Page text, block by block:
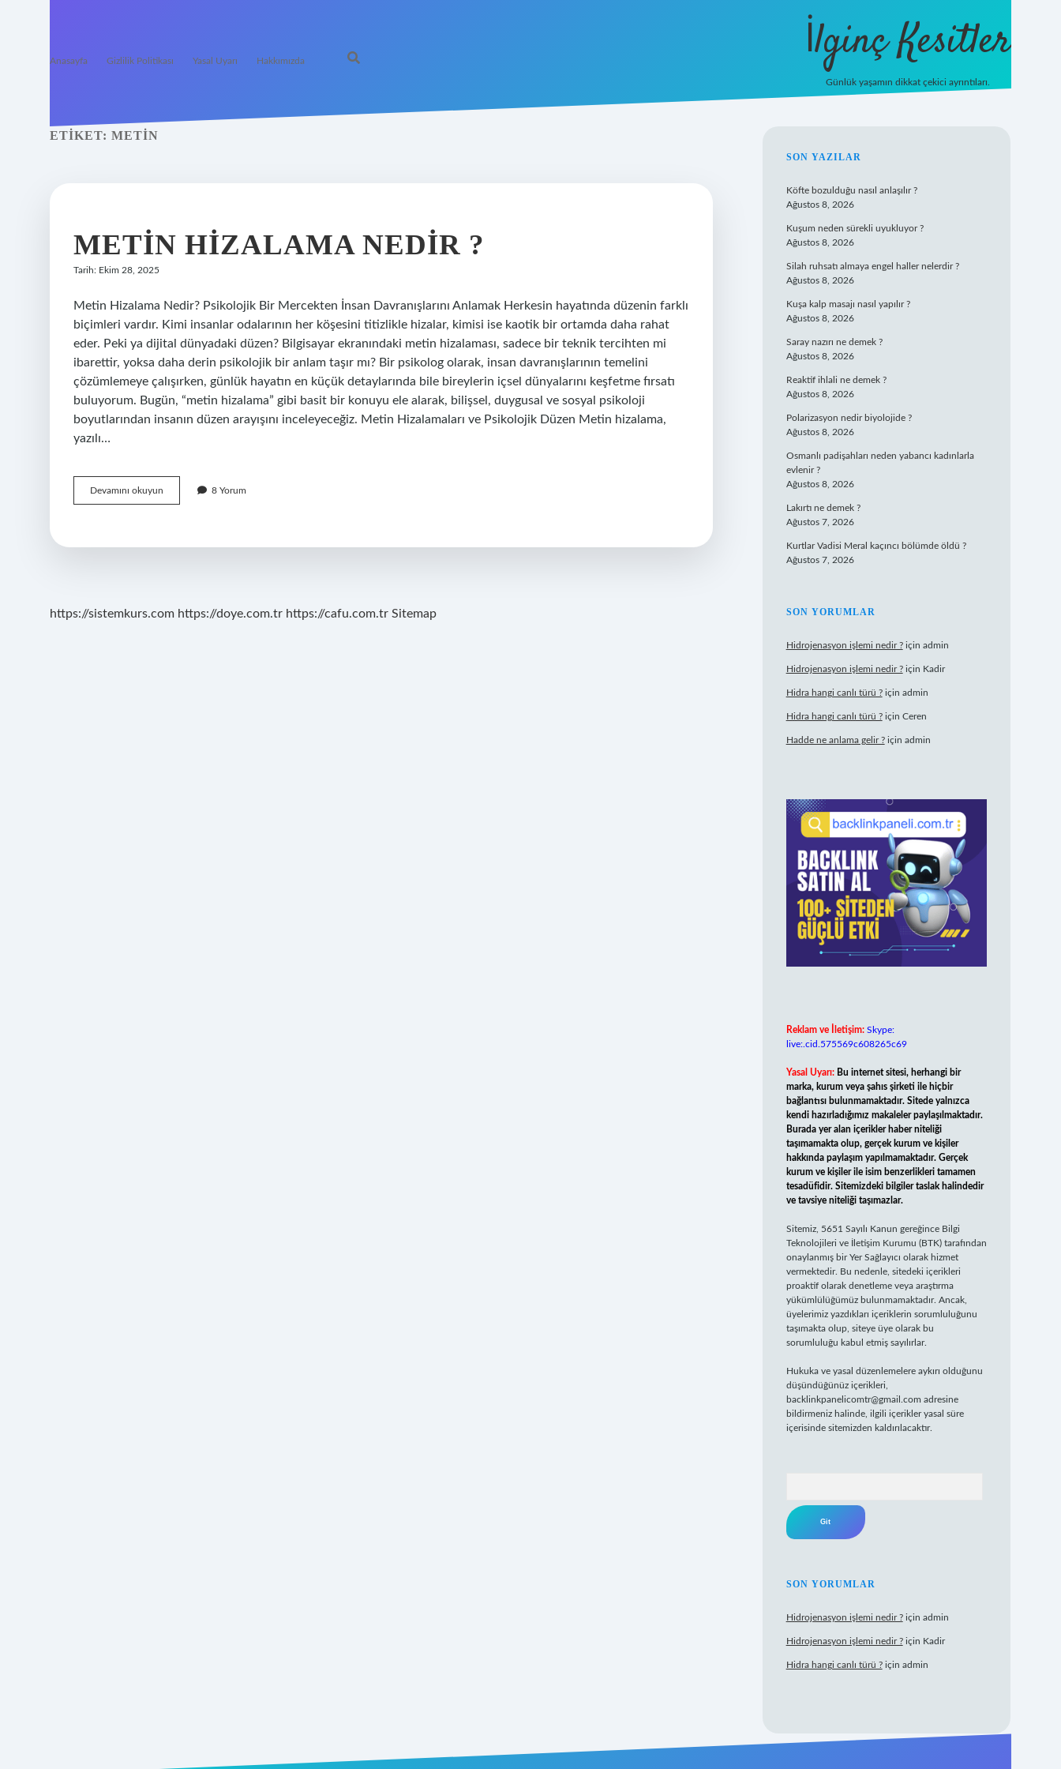
Anasayfa Gizlilik Politikası Yasal Uyarı Hakkımızda İlginç Kesitler
Günlük yaşamın dikkat çekici ayrıntıları.
ETIKET: METIN
METIN HIZALAMA NEDIR ?
Tarih: Ekim 28, 2025
Metin Hizalama Nedir? Psikolojik Bir Mercekten İnsan Davranışlarını Anlamak Herkesin hayatında düzenin farklı
biçimleri vardır. Kimi insanlar odalarının her köşesini titizlikle hizalar, kimisi ise kaotik bir ortamda daha rahat
eder. Peki ya dijital dünyadaki düzen? Bilgisayar ekranındaki metin hizalaması, sadece bir teknik tercihten mi
ibarettir, yoksa daha derin psikolojik bir anlam taşır mı? Bir psikolog olarak, insan davranışlarının temelini
çözümlemeye çalışırken, günlük hayatın en küçük detaylarında bile bireylerin içsel dünyalarını keşfetme fırsatı
buluyorum. Bugün, “metin hizalama” gibi basit bir konuyu ele alarak, bilişsel, duygusal ve sosyal psikoloji
boyutlarından insanın düzen arayışını inceleyeceğiz. Metin Hizalamaları ve Psikolojik Düzen Metin hizalama,
yazılı…
Devamını okuyun
hizalama
8 Yorum
https://sistemkurs.com https://doye.com.tr https://cafu.com.tr Sitemap
SIDEBAR
SON YAZILAR
Köfte bozulduğu nasıl anlaşılır ?
Ağustos 8, 2026
Kuşum neden sürekli uyukluyor ?
Ağustos 8, 2026
Silah ruhsatı almaya engel haller nelerdir ?
Ağustos 8, 2026
Kuşa kalp masajı nasıl yapılır ?
Ağustos 8, 2026
Saray nazırı ne demek ?
Ağustos 8, 2026
Reaktif ihlali ne demek ?
Ağustos 8, 2026
Polarizasyon nedir biyolojide ?
Ağustos 8, 2026
Osmanlı padişahları neden yabancı kadınlarla
evlenir ?
Ağustos 8, 2026
Lakırtı ne demek ?
Ağustos 7, 2026
Kurtlar Vadisi Meral kaçıncı bölümde öldü ?
Ağustos 7, 2026
SON YORUMLAR
Hidrojenasyon işlemi nedir ?için admin
Hidrojenasyon işlemi nedir ?için Kadir
Hidra hangi canlı türü ?için admin
Hidra hangi canlı türü ?için Ceren
Hadde ne anlama gelir ?için admin
Reklam ve İletişim: Skype:
live:.cid.575569c608265c69
Yasal Uyarı: Bu internet sitesi, herhangi bir
marka, kurum veya şahıs şirketi ile hiçbir
bağlantısı bulunmamaktadır. Sitede yalnızca
kendi hazırladığımız makaleler paylaşılmaktadır.
Burada yer alan içerikler haber niteliği
taşımamakta olup, gerçek kurum ve kişiler
hakkında paylaşım yapılmamaktadır. Gerçek
kurum ve kişiler ile isim benzerlikleri tamamen
tesadüfidir. Sitemizdeki bilgiler taslak halindedir
ve tavsiye niteliği taşımazlar.
Sitemiz, 5651 Sayılı Kanun gereğince Bilgi
Teknolojileri ve İletişim Kurumu (BTK) tarafından
onaylanmış bir Yer Sağlayıcı olarak hizmet
vermektedir. Bu nedenle, sitedeki içerikleri
proaktif olarak denetleme veya araştırma
yükümlülüğümüz bulunmamaktadır. Ancak,
üyelerimiz yazdıkları içeriklerin sorumluluğunu
taşımakta olup, siteye üye olarak bu
sorumluluğu kabul etmiş sayılırlar.
Hukuka ve yasal düzenlemelere aykırı olduğunu
düşündüğünüz içerikleri,
backlinkpanelicomtr@gmail.com adresine
bildirmeniz halinde, ilgili içerikler yasal süre
içerisinde sitemizden kaldırılacaktır.
SON YORUMLAR
Hidrojenasyon işlemi nedir ?için admin
Hidrojenasyon işlemi nedir ?için Kadir
Hidra hangi canlı türü ?için admin